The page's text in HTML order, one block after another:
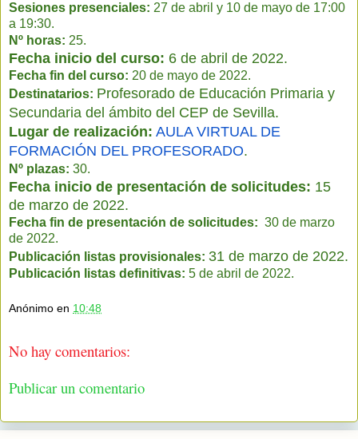
Sesiones presenciales: 27 de abril y 10 de mayo de 17:00
a 19:30.
Nº horas: 25.
Fecha inicio del curso: 6 de abril de 2022.
Fecha fin del curso: 20 de mayo de 2022.
Destinatarios: Profesorado de Educación Primaria y
Secundaria del ámbito del CEP de Sevilla.
Lugar de realización: AULA VIRTUAL DE
FORMACIÓN DEL PROFESORADO.
Nº plazas: 30.
Fecha inicio de presentación de solicitudes: 15
de marzo de 2022.
Fecha fin de presentación de solicitudes:
  30 de marzo
de 2022.
Publicación listas provisionales: 31 de marzo de 2022.
Publicación listas definitivas: 5 de abril de 2022.
Anónimo en 10:48
No hay comentarios:
Publicar un comentario